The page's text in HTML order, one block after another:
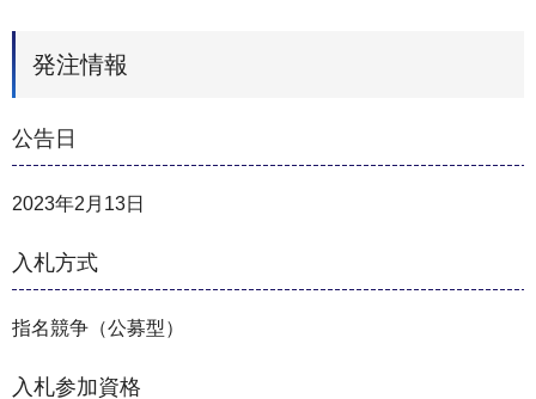
発注情報
公告日
2023年2月13日
入札方式
指名競争（公募型）
入札参加資格